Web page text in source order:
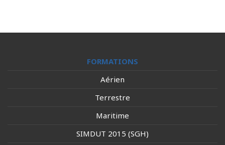
FORMATIONS
Aérien
Terrestre
Maritime
SIMDUT 2015 (SGH)